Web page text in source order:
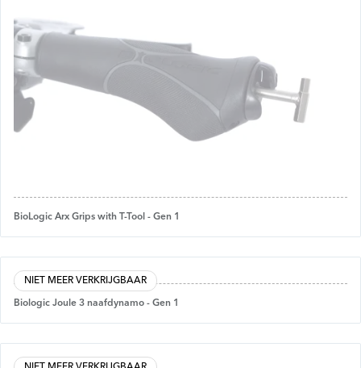
BioLogic Arx Grips with T-Tool - Gen 1
NIET MEER VERKRIJGBAAR
Biologic Joule 3 naafdynamo - Gen 1